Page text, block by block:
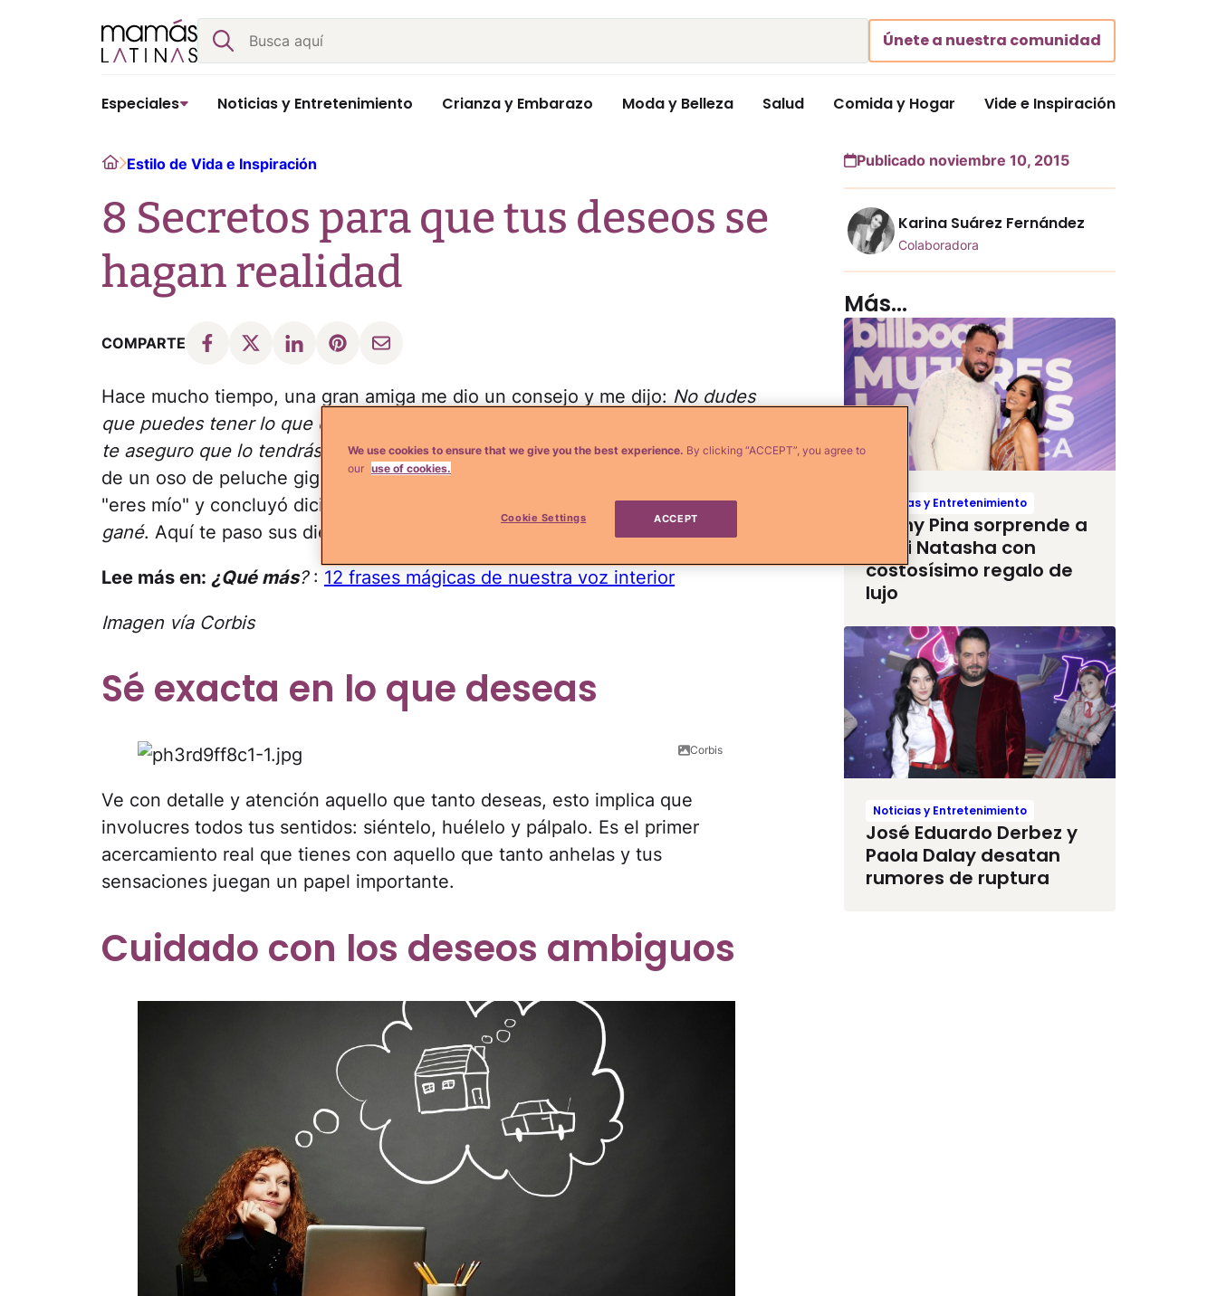
Buscar
Únete a nuestra comunidad
Especiales Noticias y Entretenimiento Crianza y Embarazo Moda y Belleza Salud Comida y Hogar Vide e Inspiración
HomeEstilo de Vida e Inspiración
8 Secretos para que tus deseos se
hagan realidad
COMPARTE
Hace mucho tiempo, una gran amiga me dio un consejo y me dijo: No dudes
que puedes tener lo que quieres, porque si sabes lo que realmente quieres,
te aseguro que lo tendrás . Inmediatamente me platicó su anécdota en una rifa
de un oso de peluche gigante, me dijo haber visto al oso a los ojos pensando:
"eres mío" y concluyó diciéndome:
fue fácil, sólo lo sentí, lo imaginé y lo
gané. Aquí te paso sus diez secretos para hacer tus deseos realidad.
Lee más en: ¿Qué más?: 12 frases mágicas de nuestra voz interior
Imagen vía Corbis
Sé exacta en lo que deseas
Corbis
Ve con detalle y atención aquello que tanto deseas, esto implica que
involucres todos tus sentidos: siéntelo, huélelo y pálpalo. Es el primer
acercamiento real que tienes con aquello que tanto anhelas y tus
sensaciones juegan un papel importante.
Cuidado con los deseos ambiguos
Publicado noviembre 10, 2015
Karina Suárez Fernández
Colaboradora
Más...
Noticias y Entretenimiento
Raphy Pina sorprende a
Natti Natasha con
costosísimo regalo de
lujo
Noticias y Entretenimiento
José Eduardo Derbez y
Paola Dalay desatan
rumores de ruptura
We use cookies to ensure that we give you the best experience. By clicking “ACCEPT”, you agree to
our use of cookies.
Cookie Settings ACCEPT